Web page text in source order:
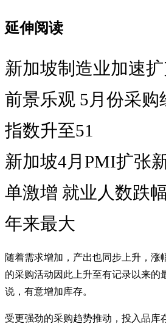
延伸阅读
新加坡制造业加速
前景乐观 5月份采购
指数升至51
新加坡4月PMI扩张
单激增 就业人数跌
年来最大
随着需求增加，产出也同步上升，涨
的采购活动因此上升至有记录以来的
说，有意增加库存。
受更强劲的采购趋势推动，投入品库